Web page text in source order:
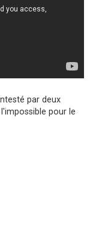
par deux
pour le